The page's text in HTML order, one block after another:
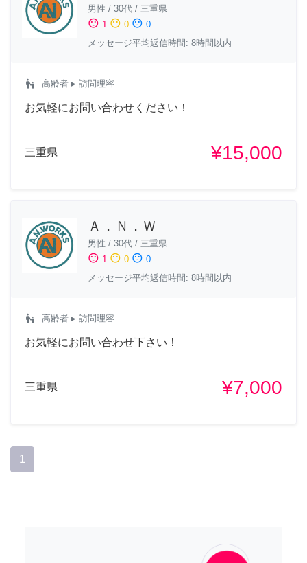
男性 / 30代 / 三重県
sentiment_satisfied 1 sentiment_neutral 0 sentiment_dissatisfied 0
メッセージ平均返信時間: 8時間以内
escalator_warning 高齢者 ▸ 訪問理容
お気軽にお問い合わせください！
三重県 ¥15,000
Ａ．Ｎ．Ｗ
男性 / 30代 / 三重県
sentiment_satisfied 1 sentiment_neutral 0 sentiment_dissatisfied 0
メッセージ平均返信時間: 8時間以内
escalator_warning 高齢者 ▸ 訪問理容
お気軽にお問い合わせ下さい！
三重県 ¥7,000
1